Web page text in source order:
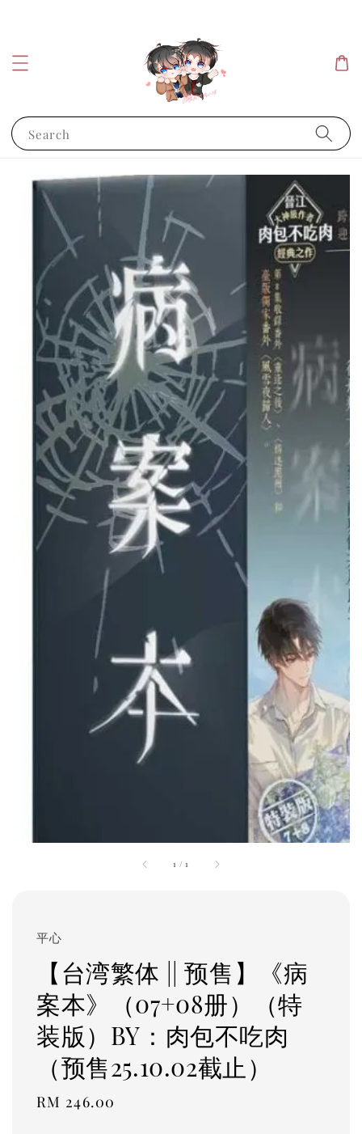
Search
1 /1
平心
【台湾繁体 || 预售】《病
案本》（07+08册）（特
装版）BY：肉包不吃肉
（预售25.10.02截止）
Regular
RM 246.00